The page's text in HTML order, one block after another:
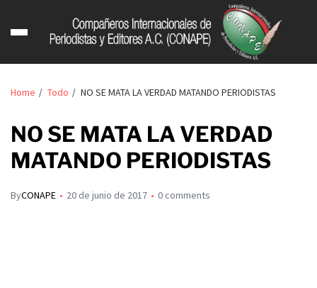
Home Todo NO SE MATA LA VERDAD MATANDO PERIODISTAS
NO SE MATA LA VERDAD
MATANDO PERIODISTAS
ByCONAPE 20 de junio de 2017 0 comments